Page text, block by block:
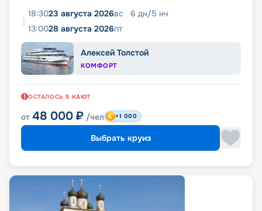
18:3023 августа 2026вс 6 дн/5 нч
13:0028 августа 2026пт
Алексей Толстой
КОМФОРТ
ОСТАЛОСЬ 5 КАЮТ
от 48 000 ₽ /чел +1 000
Выбрать круиз